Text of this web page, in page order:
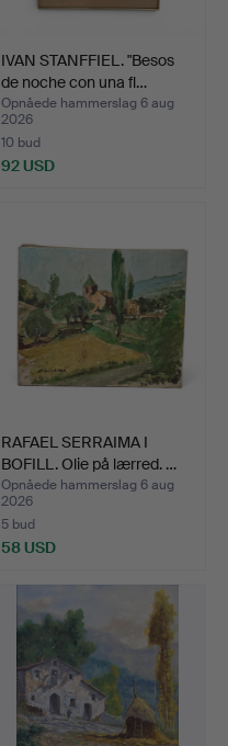
IVAN STANFFIEL. "Besos
de noche con una fl…
Opnåede hammerslag 6 aug
2026
10 bud
92 USD
RAFAEL SERRAIMA I
BOFILL. Olie på lærred. …
Opnåede hammerslag 6 aug
2026
5 bud
58 USD